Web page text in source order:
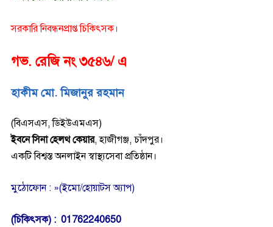
সরকারি নিবন্ধনপ্রাপ্ত চিকিৎসক।
গভ. রেজি নং ৩৫৪৬/ এ
হাকীম মো. মিজানুর রহমান
(বিএসএস, ডিইউএমএস)
ইবনে সিনা হেলথ কেয়ার,হাজীগঞ্জ, চাঁদপুর।
একটি বিশ্বস্ত অনলাইন স্বাস্থ্যসেবা প্রতিষ্ঠান।
মুঠোফোন : »(ইমো/হোয়াটস অ্যাপ)
(চিকিৎসক) : 01762240650